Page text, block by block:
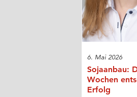
6. Mai 2026
Sojaanbau:
Wochen
Erfolg